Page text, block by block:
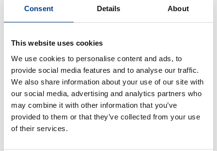
Consent Details About
This website uses cookies
We use cookies to personalise content and ads, to
provide social media features and to analyse our traffic.
We also share information about your use of our site with
our social media, advertising and analytics partners who
may combine it with other information that you’ve
provided to them or that they’ve collected from your use
of their services.
FOLLETO
Quintus® Cuidado para Prensas